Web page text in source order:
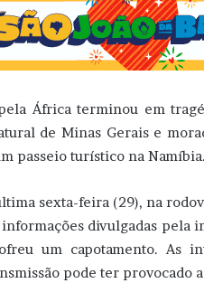
África terminou em
de Minas Gerais e
passeio turístico na Namíbia.
sexta-feira (29), na
informações divulgadas
um capotamento. As
pode ter